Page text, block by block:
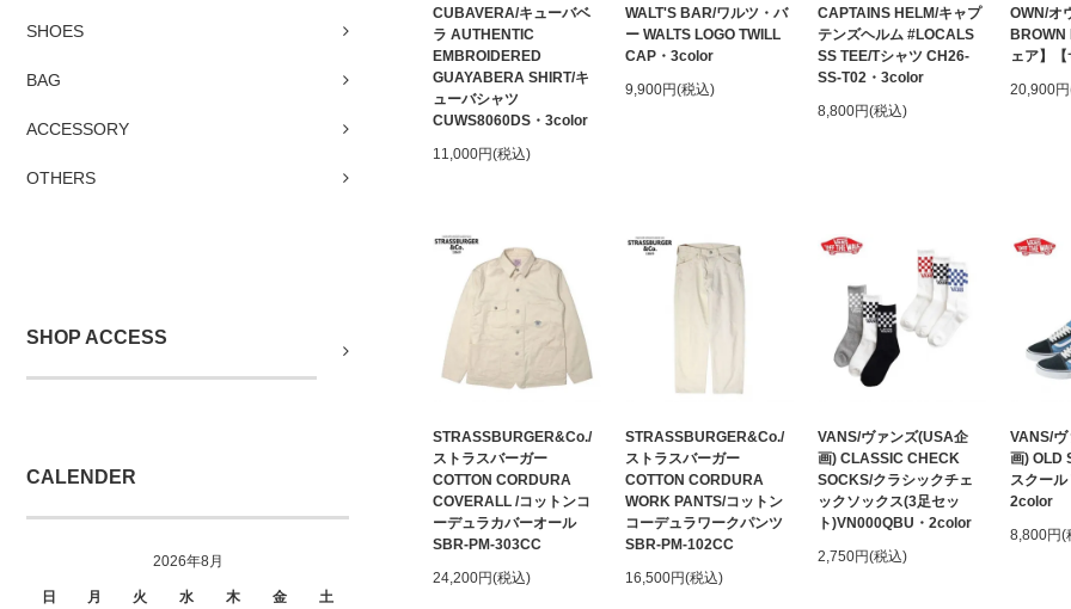
SHOES
BAG
ACCESSORY
OTHERS
SHOP ACCESS
CALENDER
2026年8月
日 月 火 水 木 金 土
CUBAVERA/キューバベ
ラ AUTHENTIC
EMBROIDERED
GUAYABERA SHIRT/キ
ューバシャツ
CUWS8060DS・3color
11,000円(税込)
WALT'S BAR/ワルツ・バ
ー WALTS LOGO TWILL
CAP・3color
9,900円(税込)
CAPTAINS HELM/キャプ
テンズヘルム #LOCALS
SS TEE/Tシャツ CH26-
SS-T02・3color
8,800円(税込)
OWN/オ
BROWN
ェア】【
20,900
STRASSBURGER&Co./
ストラスバーガー
COTTON CORDURA
COVERALL /コットンコ
ーデュラカバーオール
SBR-PM-303CC
24,200円(税込)
STRASSBURGER&Co./
ストラスバーガー
COTTON CORDURA
WORK PANTS/コットン
コーデュラワークパンツ
SBR-PM-102CC
16,500円(税込)
VANS/ヴァンズ(USA企
画) CLASSIC CHECK
SOCKS/クラシックチェ
ックソックス(3足セッ
ト)VN000QBU・2color
2,750円(税込)
VANS/
画) OLD
スクール
2color
8,800円(